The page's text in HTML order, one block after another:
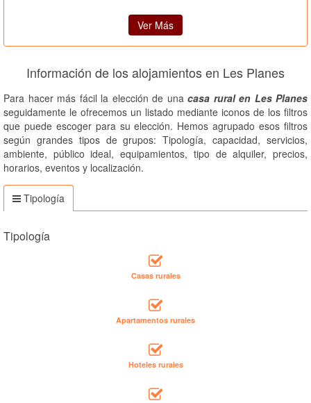
Ver Más
Información de los alojamientos en Les Planes
Para hacer más fácil la elección de una casa rural en Les Planes
seguidamente le ofrecemos un listado mediante iconos de los filtros
que puede escoger para su elección. Hemos agrupado esos filtros
según grandes tipos de grupos: Tipología, capacidad, servicios,
ambiente, público ideal, equipamientos, tipo de alquiler, precios,
horarios, eventos y localización.
Tipología
Tipología
Casas rurales
Apartamentos rurales
Hoteles rurales